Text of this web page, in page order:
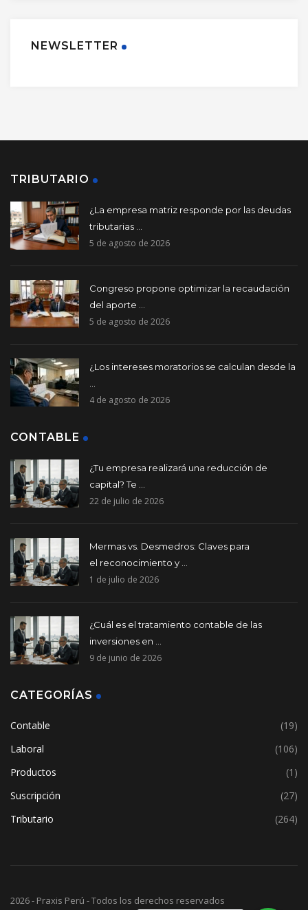
NEWSLETTER
TRIBUTARIO
¿La empresa matriz responde por las deudas
tributarias ...
5 de agosto de 2026
Congreso propone optimizar la recaudación
del aporte ...
5 de agosto de 2026
¿Los intereses moratorios se calculan desde la
4 de agosto de 2026
CONTABLE
¿Tu empresa realizará una reducción de
capital? Te ...
22 de julio de 2026
Mermas vs. Desmedros: Claves para
el reconocimiento y ...
1 de julio de 2026
¿Cuál es el tratamiento contable de las
inversiones en ...
9 de junio de 2026
CATEGORÍAS
Contable
(19)
Laboral
(106)
Productos
(1)
Suscripción
(27)
Tributario
(264)
2026 - Praxis Perú - Todos los derechos reservados